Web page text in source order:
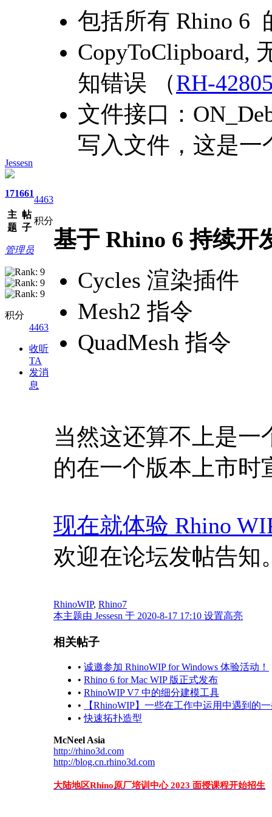
Jessesn
171
主
题
661
帖
子
4463
积分
管理员
积分
4463
收听
TA
发消
息
包括所有 Rhino 6
CopyToClipboard,
知错误 （RH-
文件接口：
写入文件，这是一
基于 Rhino 6 持续开
Cycles 渲染插件
Mesh2 指令
QuadMesh 指令
当然这还算不上是一
的在一个版本上市
现在就体验 Rhino
欢迎在论坛发帖
RhinoWIP, Rhino7
本主题由 Jessesn 于 2020-8-17 17:10 设置高亮
相关帖子
• 诚邀参加 RhinoWIP for Windows 体验活动！
• Rhino 6 for Mac WIP 版正式发布
• RhinoWIP V7 中的细分建模工具
•
【RhinoWIP】一些在工作中运用中遇到的
•快速拓扑造型
McNeel Asia
http://rhino3d.com
http://blog.cn.rhino3d.com
大陆地区Rhino原厂培训中心 2023 面授课程开始招生